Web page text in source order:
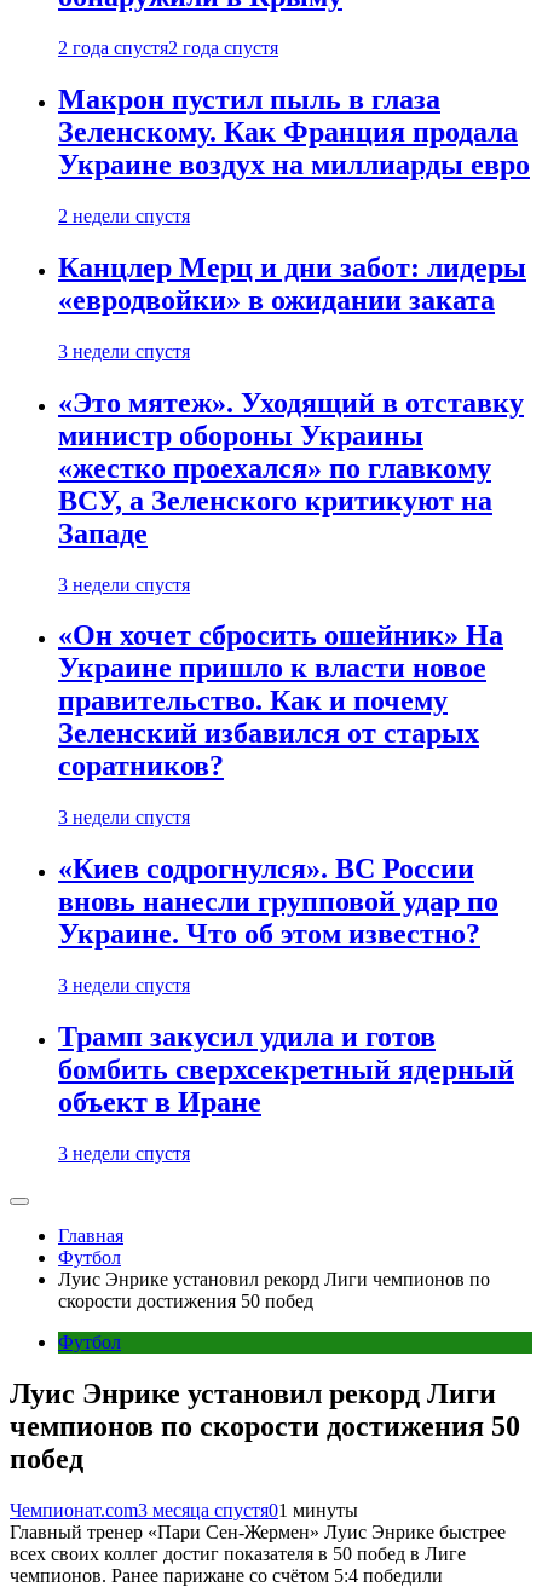
2 года спустя2 года спустя
Макрон пустил пыль в глаза
Зеленскому. Как Франция продала
Украине воздух на миллиарды евро
2 недели спустя
Канцлер Мерц и дни забот: лидеры
«евродвойки» в ожидании заката
3 недели спустя
«Это мятеж». Уходящий в отставку
министр обороны Украины
«жестко проехался» по главкому
ВСУ, а Зеленского критикуют на
Западе
3 недели спустя
«Он хочет сбросить ошейник» На
Украине пришло к власти новое
правительство. Как и почему
Зеленский избавился от старых
соратников?
3 недели спустя
«Киев содрогнулся». ВС России
вновь нанесли групповой удар по
Украине. Что об этом известно?
3 недели спустя
Трамп закусил удила и готов
бомбить сверхсекретный ядерный
объект в Иране
3 недели спустя
Главная
Футбол
Луис Энрике установил рекорд Лиги чемпионов по
скорости достижения 50 побед
Футбол
Луис Энрике установил рекорд Лиги
чемпионов по скорости достижения 50
побед
Чемпионат.com3 месяца спустя01 минуты
Главный тренер «Пари Сен-Жермен» Луис Энрике быстрее
всех своих коллег достиг показателя в 50 побед в Лиге
чемпионов. Ранее парижане со счётом 5:4 победили